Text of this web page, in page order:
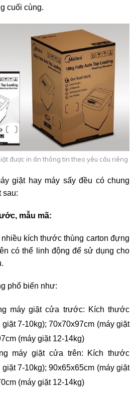
cuối cùng.
được in ấn thông tin theo yêu cầu riêng
giặt hay máy sấy đều có chung
sau:
mẫu mã:
kích thước thùng carton đựng
có thể linh động để sử dụng cho
phổ biến như:
máy giặt cửa trước: Kích thước
7-10kg); 70x70x97cm (máy giặt
(máy giặt 12-14kg)
máy giặt cửa trên: Kích thước
7-10kg); 90x65x65cm (máy giặt
(máy giặt 12-14kg)